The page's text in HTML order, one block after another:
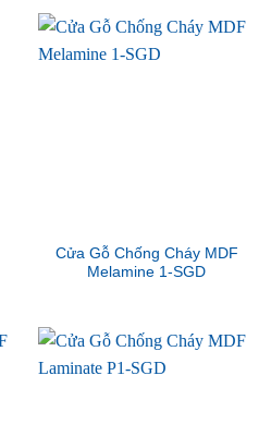
Cửa Gỗ Chống Cháy MDF
Melamine 1-SGD